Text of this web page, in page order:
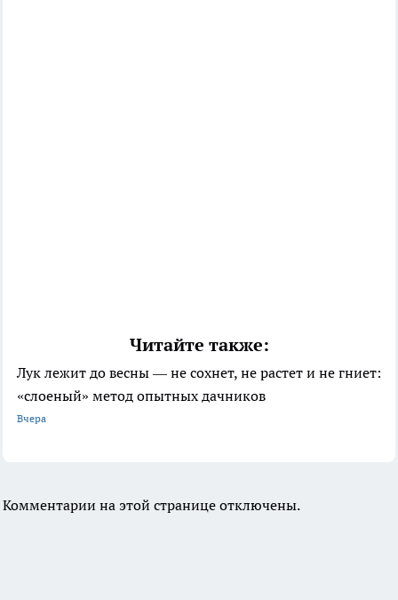
Читайте также:
Лук лежит до весны — не сохнет, не растет и не гниет:
«слоеный» метод опытных дачников
Вчера
Комментарии на этой странице отключены.